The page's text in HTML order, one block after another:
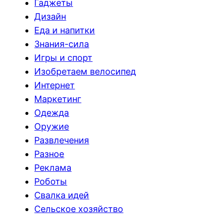
Гаджеты
Дизайн
Еда и напитки
Знания-сила
Игры и спорт
Изобретаем велосипед
Интернет
Маркетинг
Одежда
Оружие
Развлечения
Разное
Реклама
Роботы
Свалка идей
Сельское хозяйство